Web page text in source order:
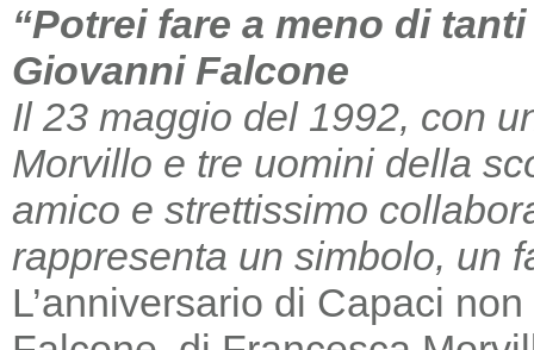
“Potrei fare a meno di
Giovanni Falcone
Il 23 maggio del 1992, con
Morvillo e tre uomini della
amico e strettissimo
rappresenta un simbolo, un
L’anniversario di Capaci